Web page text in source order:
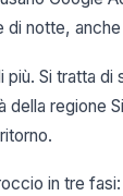
notte,
più. Si tratta
regione
in tre